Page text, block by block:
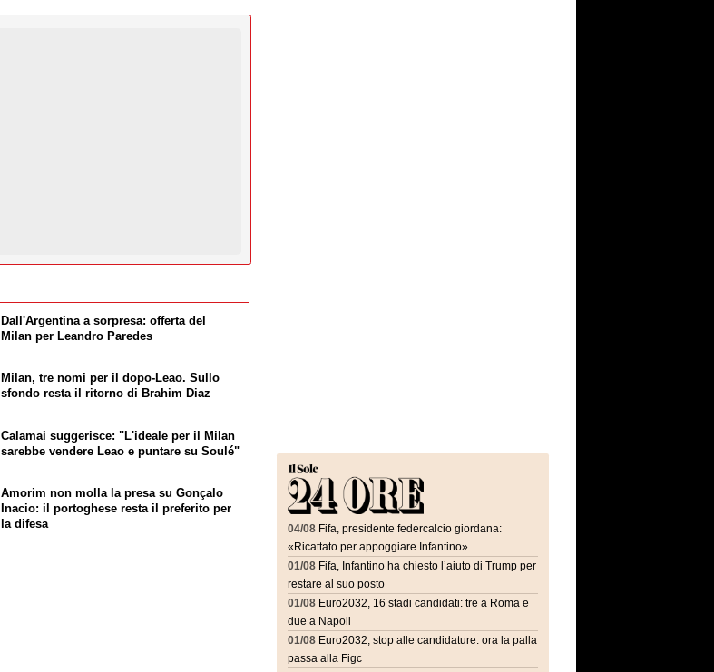
Dall'Argentina a sorpresa: offerta del
Milan per Leandro Paredes
Milan, tre nomi per il dopo-Leao. Sullo
sfondo resta il ritorno di Brahim Diaz
Calamai suggerisce: "L'ideale per il Milan
sarebbe vendere Leao e puntare su Soulé"
Amorim non molla la presa su Gonçalo
Inacio: il portoghese resta il preferito per
la difesa
04/08 Fifa, presidente federcalcio giordana:
«Ricattato per appoggiare Infantino»
01/08 Fifa, Infantino ha chiesto l’aiuto di Trump per
restare al suo posto
01/08 Euro2032, 16 stadi candidati: tre a Roma e
due a Napoli
01/08 Euro2032, stop alle candidature: ora la palla
passa alla Figc